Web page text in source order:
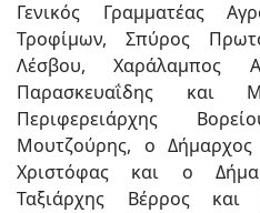
Γενικός Γραμματέας
Τροφίμων, Σπύρος
Λέσβου, Χαράλαμπος
Παρασκευαΐδης και
Περιφερειάρχης
Μουτζούρης, ο Δήμαρχος
Χριστόφας και ο
Ταξιάρχης Βέρρος και